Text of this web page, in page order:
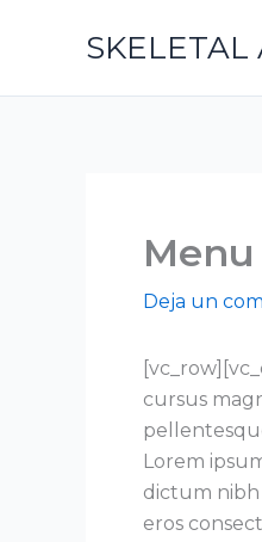
Deja un
cursus
Lorem
dictum nibh
eros